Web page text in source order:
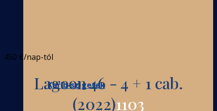
Karib-szigetek
450 €/nap-tól
Lagoon 46 - 4 + 1 cab.
(2022)1103